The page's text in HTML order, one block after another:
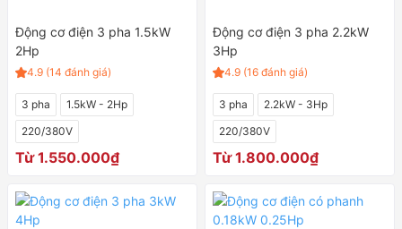
Động cơ điện 3 pha 1.5kW
2Hp
4.9 (14 đánh giá)
3 pha
1.5kW - 2Hp
220/380V
Từ 1.550.000₫
Động cơ điện 3 pha 2.2kW
3Hp
4.9 (16 đánh giá)
3 pha
2.2kW - 3Hp
220/380V
Từ 1.800.000₫